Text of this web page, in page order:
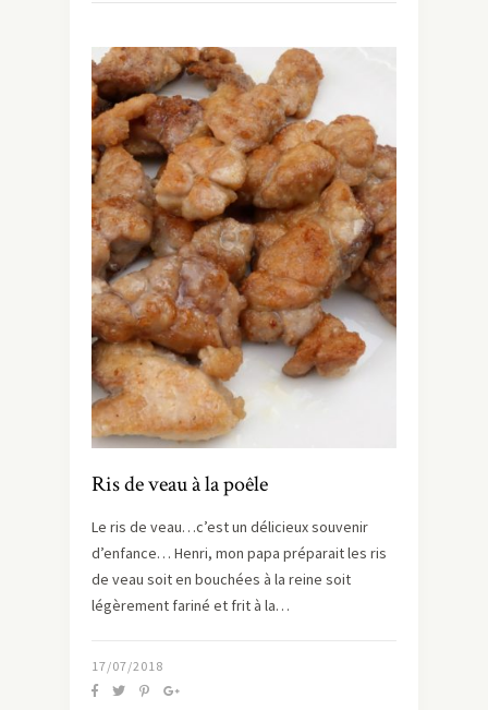
Ris de veau à la poêle
Le ris de veau…c’est un délicieux souvenir
d’enfance… Henri, mon papa préparait les ris
de veau soit en bouchées à la reine soit
légèrement fariné et frit à la…
17/07/2018